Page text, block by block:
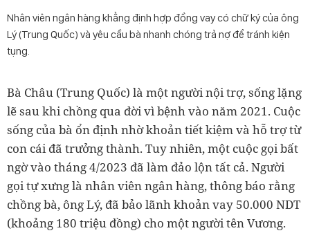
Nhân viên ngân hàng khẳng định hợp đồng vay có chữ ký của ông
Lý (Trung Quốc) và yêu cầu bà nhanh chóng trả nợ để tránh kiện
tụng.
Bà Châu (Trung Quốc) là một người nội trợ, sống lặng
lẽ sau khi chồng qua đời vì bệnh vào năm 2021. Cuộc
sống của bà ổn định nhờ khoản tiết kiệm và hỗ trợ từ
con cái đã trưởng thành. Tuy nhiên, một cuộc gọi bất
ngờ vào tháng 4/2023 đã làm đảo lộn tất cả. Người
gọi tự xưng là nhân viên ngân hàng, thông báo rằng
chồng bà, ông Lý, đã bảo lãnhkhoản vay 50.000 NDT
(khoảng 180 triệu đồng) cho một người tên Vương.